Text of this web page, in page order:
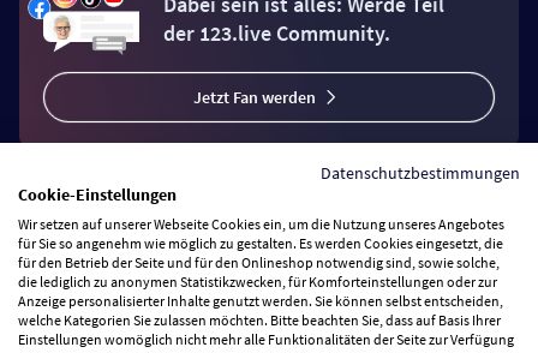
der 123.live Community.
Jetzt Fan werden
Vertrag widerrufen
Zahlungsarten
Datenschutzbestimmungen
Cookie-Einstellungen
Wir setzen auf unserer Webseite Cookies ein, um die Nutzung unseres Angebotes
für Sie so angenehm wie möglich zu gestalten. Es werden Cookies eingesetzt, die
für den Betrieb der Seite und für den Onlineshop notwendig sind, sowie solche,
die lediglich zu anonymen Statistikzwecken, für Komforteinstellungen oder zur
Anzeige personalisierter Inhalte genutzt werden. Sie können selbst entscheiden,
welche Kategorien Sie zulassen möchten. Bitte beachten Sie, dass auf Basis Ihrer
Einstellungen womöglich nicht mehr alle Funktionalitäten der Seite zur Verfügung